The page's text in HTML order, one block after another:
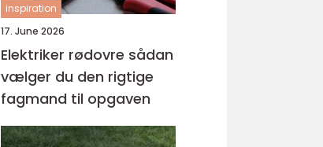
inspiration
17. June 2026
Elektriker rødovre sådan
vælger du den rigtige
fagmand til opgaven